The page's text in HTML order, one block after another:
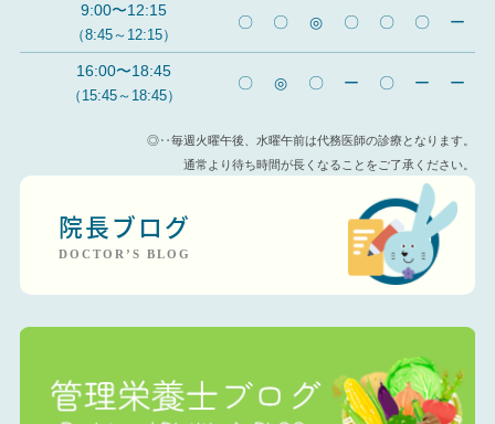
9:00〜12:15
（8:45～12:15）
〇 〇 ◎ 〇 〇 〇 ー
16:00〜18:45
（15:45～18:45）
〇 ◎ 〇 ー 〇 ー ー
◎‥毎週火曜午後、水曜午前は代務医師の診療となります。
通常より待ち時間が長くなることをご了承ください。
院長ブログ
DOCTOR’S BLOG